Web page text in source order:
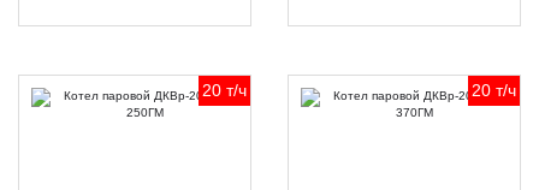
20 т/ч 20 т/ч